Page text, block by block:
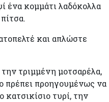
ένα κομμάτι λαδόκολλα
και απλώστε
τριμμένη μοτσαρέλα,
πρέπει προηγουμένως να
κατσικίσιο τυρί, την